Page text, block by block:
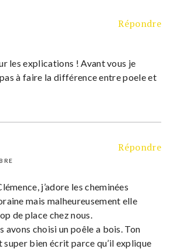
Répondre
les explications ! Avant vous je
pas à faire la différence entre poele et
Répondre
j’adore les cheminées
mais malheureusement elle
de place chez nous.
avons choisi un poêle a bois. Ton
super bien écrit parce qu’il explique